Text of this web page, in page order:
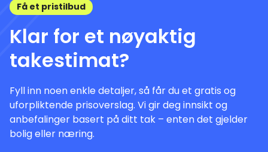
Få et pristilbud
Klar for et nøyaktig
takestimat?
Fyll inn noen enkle detaljer, så får du et gratis og
uforpliktende prisoverslag. Vi gir deg innsikt og
anbefalinger basert på ditt tak – enten det gjelder
bolig eller næring.